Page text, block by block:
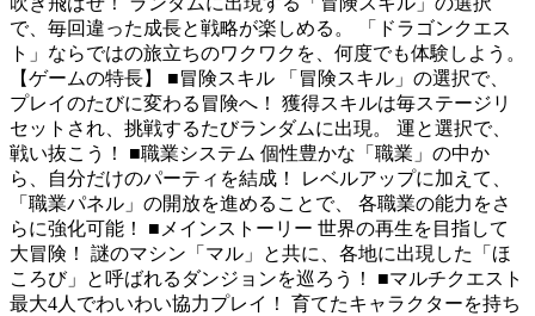
で、毎回違った成長と戦略が楽しめる。 「ドラゴンクエス
ト」ならではの旅立ちのワクワクを、何度でも体験しよう。
【ゲームの特長】 ■冒険スキル 「冒険スキル」の選択で、
プレイのたびに変わる冒険へ！ 獲得スキルは毎ステージリ
セットされ、挑戦するたびランダムに出現。 運と選択で、
戦い抜こう！ ■職業システム 個性豊かな「職業」の中か
ら、自分だけのパーティを結成！ レベルアップに加えて、
「職業パネル」の開放を進めることで、 各職業の能力をさ
らに強化可能！ ■メインストーリー 世界の再生を目指して
大冒険！ 謎のマシン「マル」と共に、各地に出現した「ほ
ころび」と呼ばれるダンジョンを巡ろう！ ■マルチクエスト
最大4人でわいわい協力プレイ！ 育てたキャラクターを持ち